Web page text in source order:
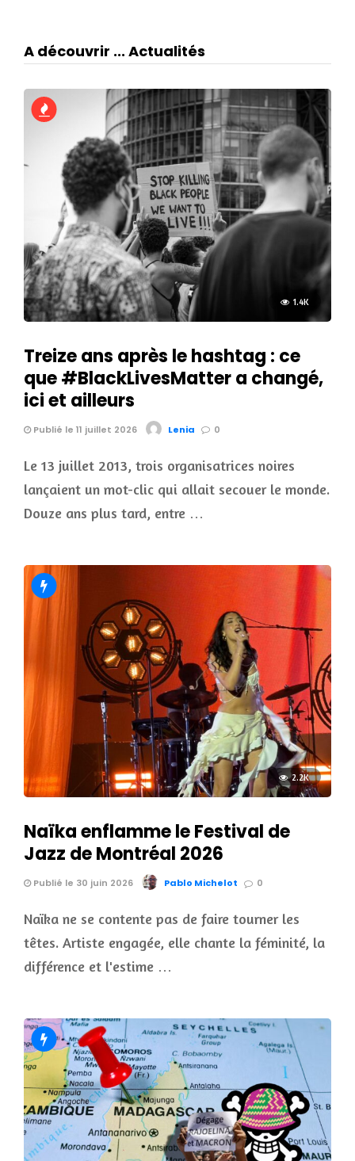
A découvrir ... Actualités
1.4K
Treize ans après le hashtag : ce
que #BlackLivesMatter a changé,
ici et ailleurs
Publié le 11 juillet 2026 Lenia 0
Le 13 juillet 2013, trois organisatrices noires
lançaient un mot-clic qui allait secouer le monde.
Douze ans plus tard, entre …
2.2K
Naïka enflamme le Festival de
Jazz de Montréal 2026
Publié le 30 juin 2026 Pablo Michelot 0
Naïka ne se contente pas de faire tourner les
têtes. Artiste engagée, elle chante la féminité, la
différence et l'estime …